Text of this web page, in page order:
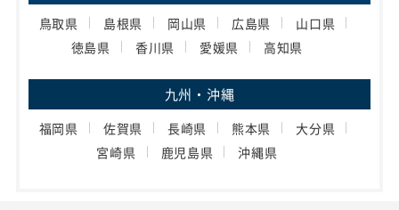
鳥取県 島根県 岡山県 広島県
山口県
徳島県
香川県 愛媛県 高知県
九州・沖縄
福岡県 佐賀県 長崎県 熊本県
大分県
宮崎県
鹿児島県 沖縄県